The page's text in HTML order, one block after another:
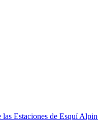
Estaciones de Esquí